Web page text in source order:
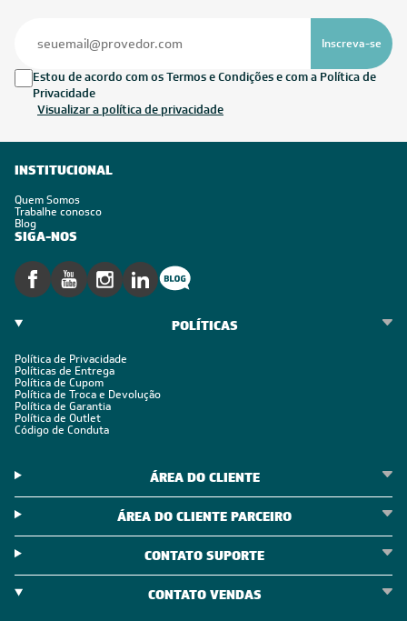
Inscreva-se
Estou de acordo com os Termos e Condições e com a Política de
Privacidade
Visualizar a política de privacidade
INSTITUCIONAL
Quem Somos
Trabalhe conosco
Blog
SIGA-NOS
POLÍTICAS
Política de Privacidade
Políticas de Entrega
Política de Cupom
Política de Troca e Devolução
Política de Garantia
Política de Outlet
Código de Conduta
ÁREA DO CLIENTE
ÁREA DO CLIENTE PARCEIRO
CONTATO SUPORTE
CONTATO VENDAS